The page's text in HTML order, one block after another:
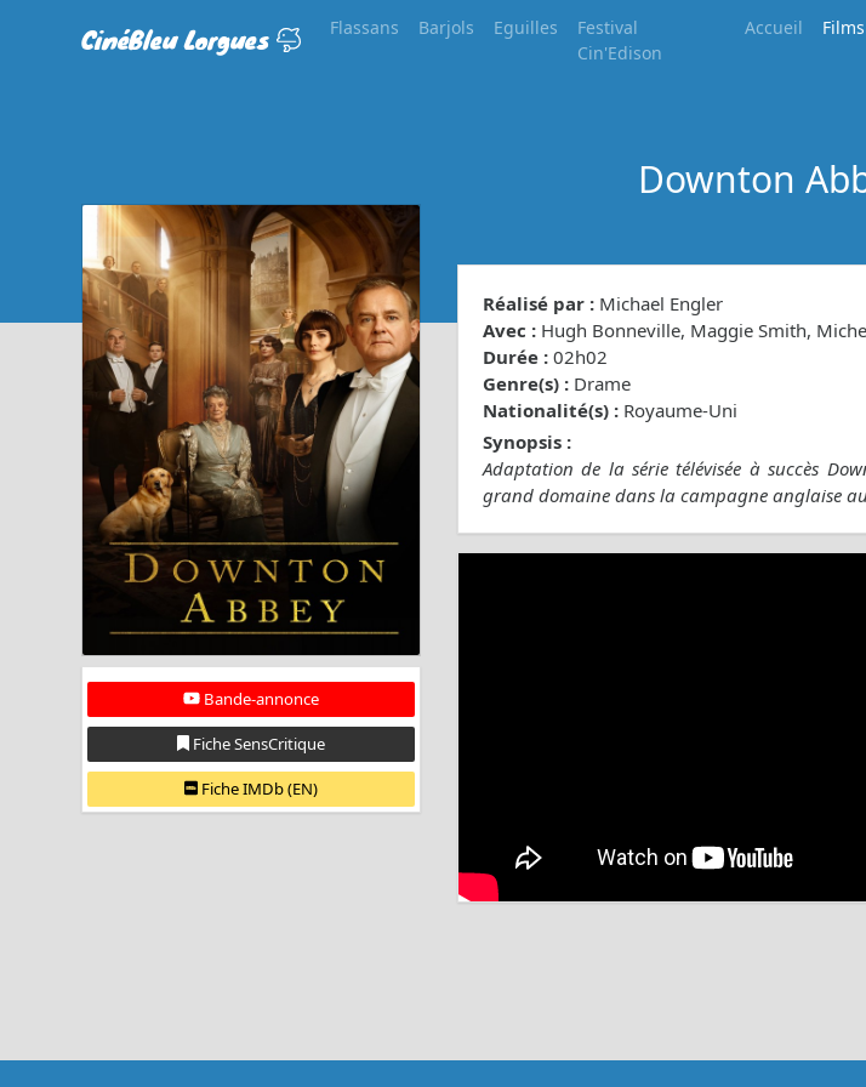
CinéBleu Lorgues Flassans Barjols Eguilles
Festival
Cin'Edison
Accueil Films
Downton
Bande-annonce
Fiche SensCritique
Fiche IMDb (EN)
Réalisé par : Michael Engler
Avec : Hugh Bonneville, Maggie Smith,
Durée : 02h02
Genre(s) : Drame
Nationalité(s) : Royaume-Uni
Synopsis :
Adaptation de la série télévisée à succès
grand domaine dans la campagne anglaise au